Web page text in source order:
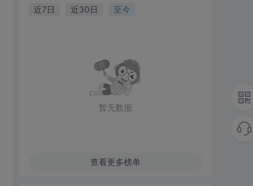
近7日 近30日 至今
暂无数据
查看更多榜单